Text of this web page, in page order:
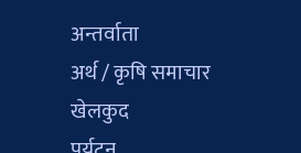
अन्तर्वाता
अर्थ / कृषि समाचार
खेलकुद